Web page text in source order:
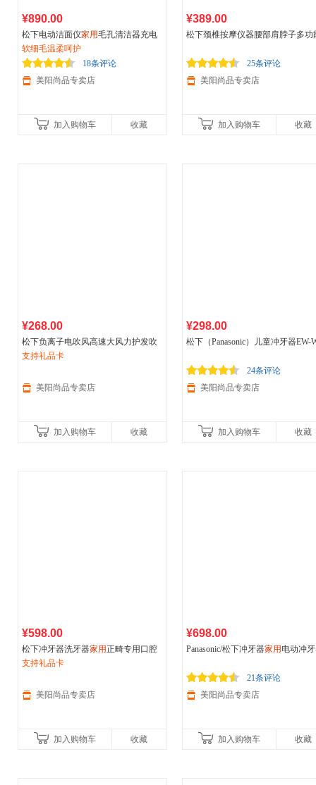
¥890.00
松下电动洁面仪家用毛孔清洁器充电
卸妆洁肤硅胶洗脸仪EH-SC65
软细毛温柔呵护
18条评论
美阳尚品专卖店
加入购物车 收藏
¥389.00
松下颈椎按摩仪器腰部肩脖子多功
25条评论
美阳尚品专卖店
加入购物车 收藏
¥268.00
松下负离子电吹风高速大风力护发吹
风机家用
支持礼品卡
美阳尚品专卖店
加入购物车 收藏
¥298.00
松下（Panasonic）儿童冲牙器EW-
洁去除牙结石喷牙正畸用洗牙器干
池式
24条评论
美阳尚品专卖店
加入购物车 收藏
¥598.00
松下冲牙器洗牙器家用正畸专用口腔
清洁超声波电动水牙线EW1523
支持礼品卡
美阳尚品专卖店
加入购物车 收藏
¥698.00
Panasonic/松下冲牙器家用 电动冲
11 升级大容量
21条评论
美阳尚品专卖店
加入购物车 收藏